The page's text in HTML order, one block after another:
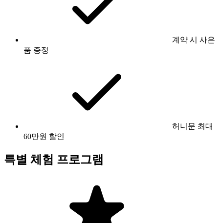
계약 시 사은
품 증정
허니문 최대
60만원 할인
특별 체험 프로그램